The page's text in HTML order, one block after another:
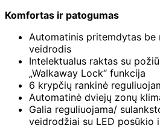
Komfortas ir patogumas
Automatinis pritemdytas
veidrodis
Intelektualus raktas su
„Walkaway Lock“ funkcija
6 krypčių rankinė
Automatinė dviejų zonų
Galia reguliuojama/
veidrodžiai su LED posūkio